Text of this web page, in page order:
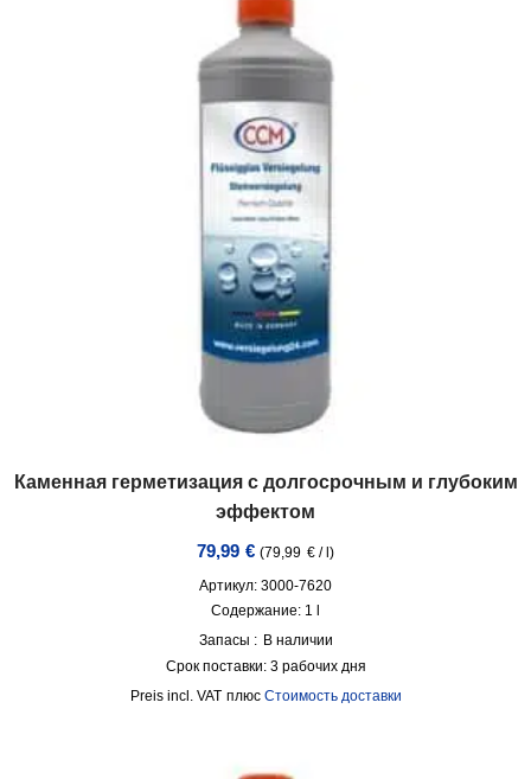
Каменная герметизация с долгосрочным и глубоким
эффектом
79,99 € (79,99 € /l)
Артикул: 3000-7620
Содержание: 1
Запасы : В наличии
Срок поставки: 3 рабочих дня
incl. VAT плюс Стоимость доставки